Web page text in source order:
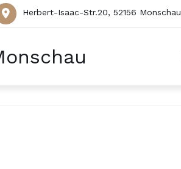
Herbert-Isaac-Str.20, 52156 Monschau